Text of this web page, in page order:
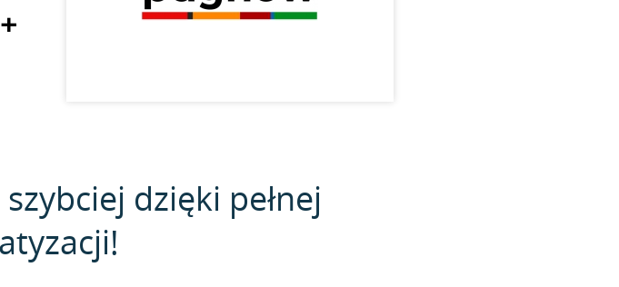
+
dzięki pełnej